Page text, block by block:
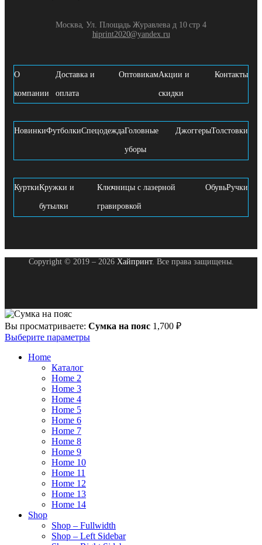
Москва, Ул. Площадь Журавлева д 10 стр 4
hiprint2020@yandex.ru
О
компании
Доставка и
оплата
ОптовикамАкции и
скидки
Контакты
НовинкиФутболкиСпецодеждаГоловные
уборы
ДжоггерыТолстовки
КурткиКружки и
бутылки
Ключницы с лазерной
гравировкой
ОбувьРучки
Copyright © 2019 – 2026 Хайпринт. Все права защищены.
Вы просматриваете: Сумка на пояс 1,700 ₽
Выберите параметры
Home
Каталог
Home 2
Home 3
Home 4
Home 5
Home 6
Home 7
Home 8
Home 9
Home 10
Home 11
Home 12
Home 13
Home 14
Shop
Shop – Fullwidth
Shop – Left Sidebar